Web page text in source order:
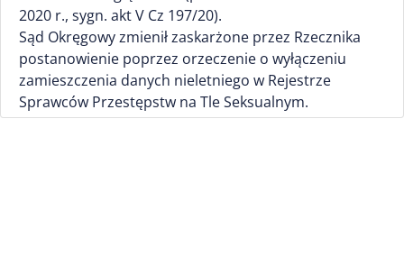
2020 r., sygn. akt V Cz 197/20).
Sąd Okręgowy zmienił zaskarżone przez Rzecznika
postanowienie poprzez orzeczenie o wyłączeniu
zamieszczenia danych nieletniego w Rejestrze
Sprawców Przestępstw na Tle Seksualnym.